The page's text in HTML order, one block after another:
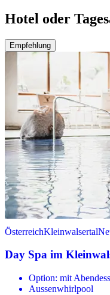
Hotel oder
Empfehlung
ÖsterreichKleinwalsertal
Day Spa im
Option: mit
Aussenwhirlpool